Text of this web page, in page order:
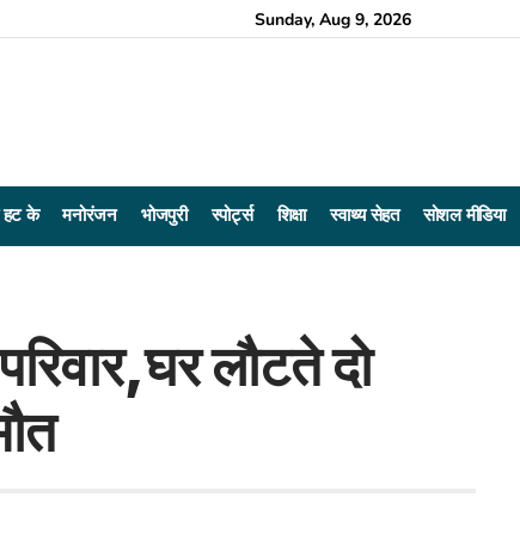
Sunday, Aug 9, 2026
हट के मनोरंजन भोजपुरी स्पोर्ट्स शिक्षा स्वाथ्य सेहत सोशल मीडिया
लौटते दो